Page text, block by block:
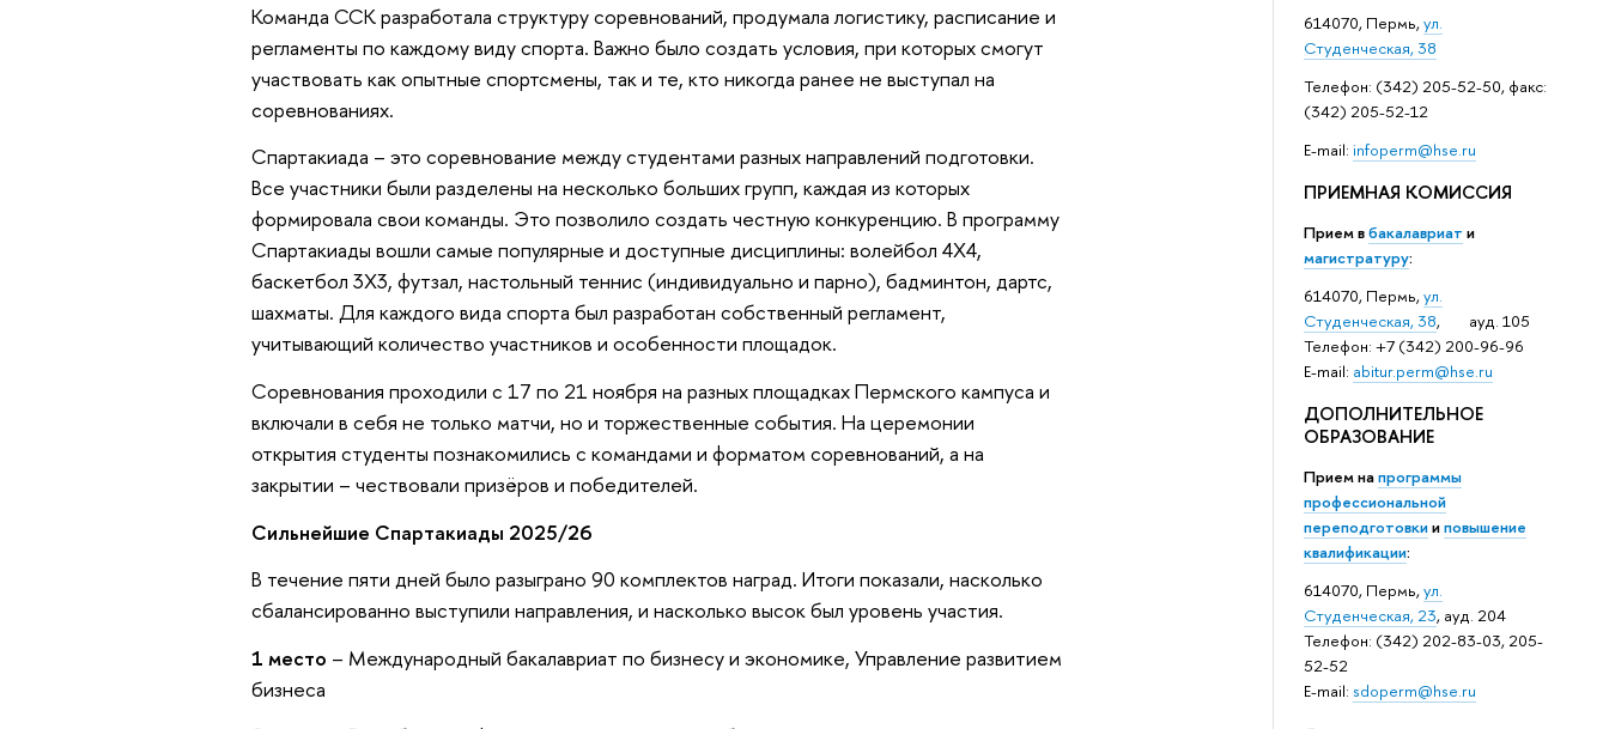
614070, Пермь,ул.
Студенческая, 38
Телефон: (342) 205-52-50, факс:
(342) 205-52-12
Е-mail: infoperm@hse.ru
ПРИЕМНАЯ КОМИССИЯ
Прием вбакалавриат и
магистратуру:
614070, Пермь,ул.
Студенческая, 38, ауд. 105
Телефон: +7 (342) 200-96-96
E-mail: abitur.perm@hse.ru
ДОПОЛНИТЕЛЬНОЕ
ОБРАЗОВАНИЕ
Прием напрограммы
профессиональной
переподготовкииповышение
квалификации:
614070, Пермь,ул.
Студенческая, 23, ауд. 204
Телефон: (342) 202-83-03, 205-
52-52
E-mail: sdoperm@hse.ru
Команда ССК разработала структуру соревнований, продумала логистику, расписание и
регламенты по каждому виду спорта. Важно было создать условия, при которых смогут
участвовать как опытные спортсмены, так и те, кто никогда ранее не выступал на
соревнованиях.
Спартакиада – это соревнование между студентами разных направлений подготовки.
Все участники были разделены на несколько больших групп, каждая из которых
формировала свои команды. Это позволило создать честную конкуренцию. В программу
Спартакиады вошли самые популярные и доступные дисциплины: волейбол 4Х4,
баскетбол 3Х3, футзал, настольный теннис (индивидуально и парно), бадминтон, дартс,
шахматы. Для каждого вида спорта был разработан собственный регламент,
учитывающий количество участников и особенности площадок.
Соревнования проходили с 17 по 21 ноября на разных площадках Пермского кампуса и
включали в себя не только матчи, но и торжественные события. На церемонии
открытия студенты познакомились с командами и форматом соревнований, а на
закрытии – чествовали призёров и победителей.
Сильнейшие Спартакиады 2025/26
В течение пяти дней было разыграно 90 комплектов наград. Итоги показали, насколько
сбалансированно выступили направления, и насколько высок был уровень участия.
1 место – Международный бакалавриат по бизнесу и экономике, Управление развитием
бизнеса